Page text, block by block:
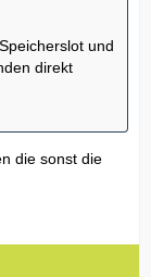
und
direkt
die sonst die